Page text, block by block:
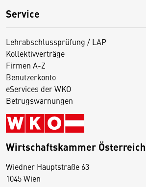
Service
Lehrabschlussprüfung / LAP
Kollektivverträge
Firmen A-Z
Benutzerkonto
eServices der WKO
Betrugswarnungen
Wirtschaftskammer Österreich
Wiedner Hauptstraße 63
1045 Wien
D